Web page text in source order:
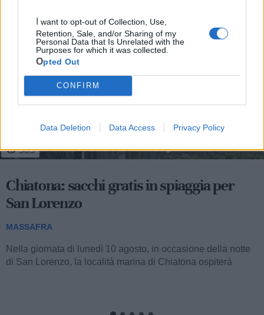
Retention, Sale, and/or Sharing of my
Personal Data that Is Unrelated with the
Purposes for which it was collected.
Opted Out
CONFIRM
Data Deletion Data Access Privacy Policy
Le ultime notizie di Massafra
505
Chiatona: sacchi gratis in spiaggia per
San Lorenzo
MASSAFRA
Nella giornata di lunedì 10 agosto, in occasione della notte
di San Lorenzo, la località marina di Chiatona ospiterà